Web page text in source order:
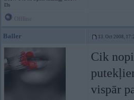
I3s
Baller 13. Oct 2008,
Cik
vispār